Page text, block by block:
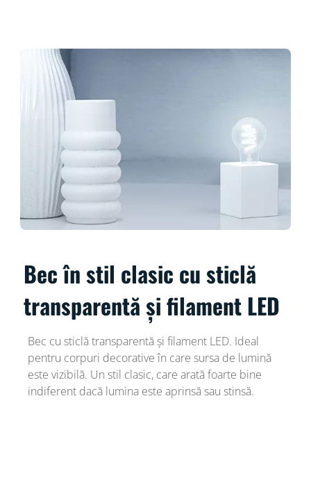
Bec în stil clasic cu sticlă
transparentă și filament LED
Bec cu sticlă transparentă și filament LED. Ideal
pentru corpuri decorative în care sursa de lumină
este vizibilă. Un stil clasic, care arată foarte bine
indiferent dacă lumina este aprinsă sau stinsă.